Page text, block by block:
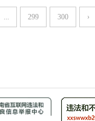
... 299 300 ›